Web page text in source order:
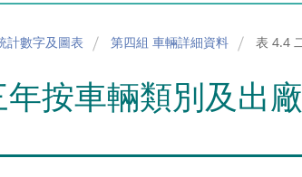
計數字及圖表 第四組 車輛詳細資料 表 4.4
按車輛類別及出